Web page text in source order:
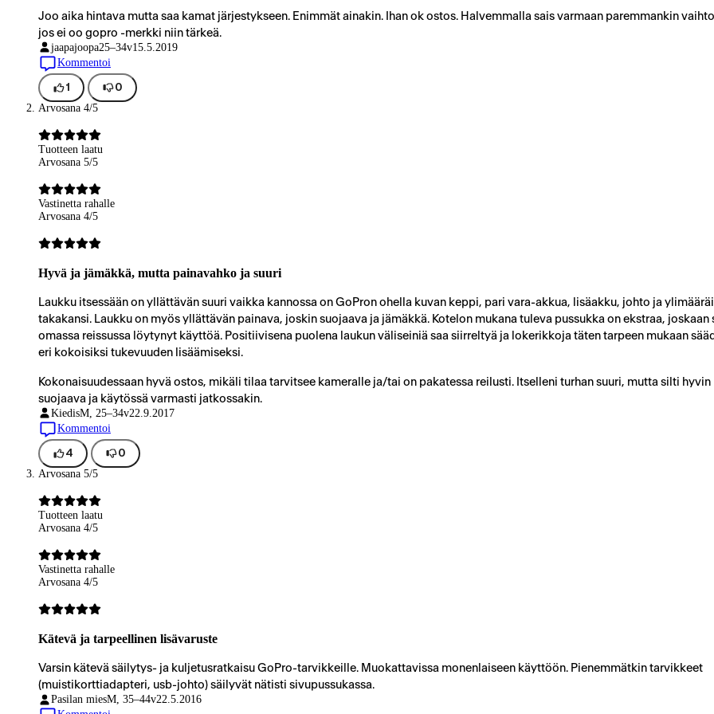
Joo aika hintava mutta saa kamat järjestykseen. Enimmät ainakin. Ihan ok ostos. Halvemmalla sais varmaan paremmankin
jos ei oo gopro -merkki niin tärkeä.
jaapajoopa25–34v15.5.2019
Kommentoi
1 0
Arvosana 4/5
Tuotteen laatu
Arvosana 5/5
Vastinetta rahalle
Arvosana 4/5
Hyvä ja jämäkkä, mutta painavahko ja suuri
Laukku itsessään on yllättävän suuri vaikka kannossa on GoPron ohella kuvan keppi, pari vara-akkua, lisäakku, johto ja
takakansi. Laukku on myös yllättävän painava, joskin suojaava ja jämäkkä. Kotelon mukana tuleva pussukka on ekstraa, joskaan
omassa reissussa löytynyt käyttöä. Positiivisena puolena laukun väliseiniä saa siirreltyä ja lokerikkoja täten tarpeen mukaan
eri kokoisiksi tukevuuden lisäämiseksi.
Kokonaisuudessaan hyvä ostos, mikäli tilaa tarvitsee kameralle ja/tai on pakatessa reilusti. Itselleni turhan suuri, mutta silti hyvin
suojaava ja käytössä varmasti jatkossakin.
KiedisM, 25–34v22.9.2017
Kommentoi
4 0
Arvosana 5/5
Tuotteen laatu
Arvosana 4/5
Vastinetta rahalle
Arvosana 4/5
Kätevä ja tarpeellinen lisävaruste
Varsin kätevä säilytys- ja kuljetusratkaisu GoPro-tarvikkeille. Muokattavissa monenlaiseen käyttöön. Pienemmätkin tarvikkeet
(muistikorttiadapteri, usb-johto) säilyvät nätisti sivupussukassa.
Pasilan miesM, 35–44v22.5.2016